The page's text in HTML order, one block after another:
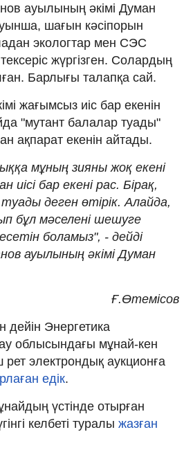
ауылының әкімі Думан
шағын кәсіпорын
экологтар мен СЭС
жүргізген. Солардың
Барлығы талапқа сай.
жағымсыз иіс бар екенін
"мутант балалар туады"
ақпарат екенін айтады.
мұның зияны жоқ екені
иісі бар екені рас. Бірақ,
деген өтірік. Алайда,
бұл мәселені шешуге
боламыз", - дейді
ауылының әкімі Думан
Ғ.Өтемісов
дейін Энергетика
облысындағы мұнай-кен
электрондық аукционға
едік.
үстінде отырған
келбеті туралы жазған